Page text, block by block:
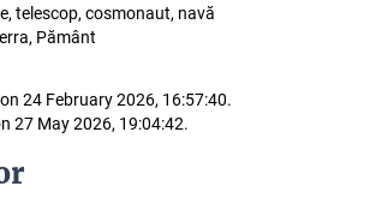
telescop, cosmonaut, navă
Pământ
24 February 2026, 16:57:40.
27 May 2026, 19:04:42.